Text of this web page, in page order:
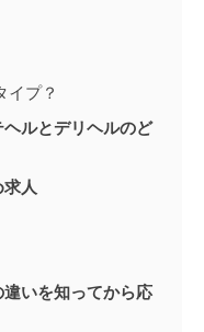
イプ？
ルとデリヘルのど
人
いを知ってから応